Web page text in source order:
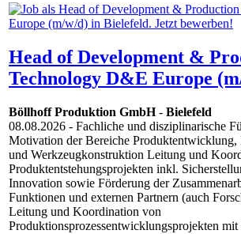
Head of Development &
Technology D&E Europe
Böllhoff Produktion GmbH- Bielefeld
08.08.2026 - Fachliche und disziplinarische
Motivation der Bereiche Produktentwicklung,
und Werkzeugkonstruktion Leitung und
Produktentstehungsprojekten inkl.
Innovation sowie Förderung der
Funktionen und externen Partnern (auch
Leitung und Koordination von
Produktionsprozessentwicklungsprojekten